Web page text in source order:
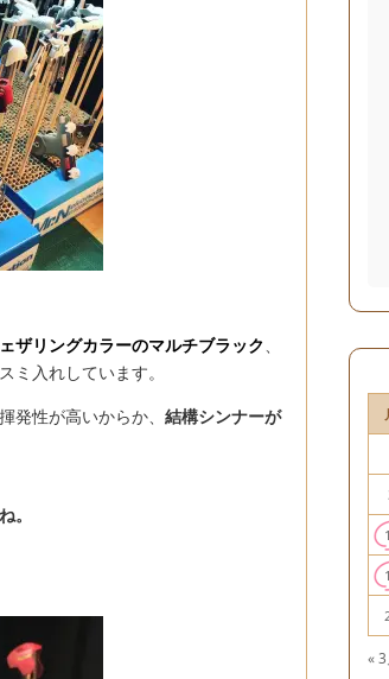
ザリングカラーのマルチブラック
ミ入れしています。
発性が高いからか、 結構シンナーが
。
« 3